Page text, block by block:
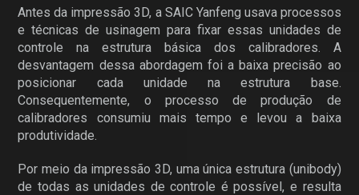
Antes da impressão 3D, a SAIC Yanfeng usava processos
e técnicas de usinagem para fixar essas unidades de
controle na estrutura básica dos calibradores. A
desvantagem dessa abordagem foi a baixa precisão ao
posicionar cada unidade na estrutura base.
Consequentemente, o processo de produção de
calibradores consumiu mais tempo e levou a baixa
produtividade.
Por meio da impressão 3D, uma única estrutura (unibody)
de todas as unidades de controle é possível, e resulta